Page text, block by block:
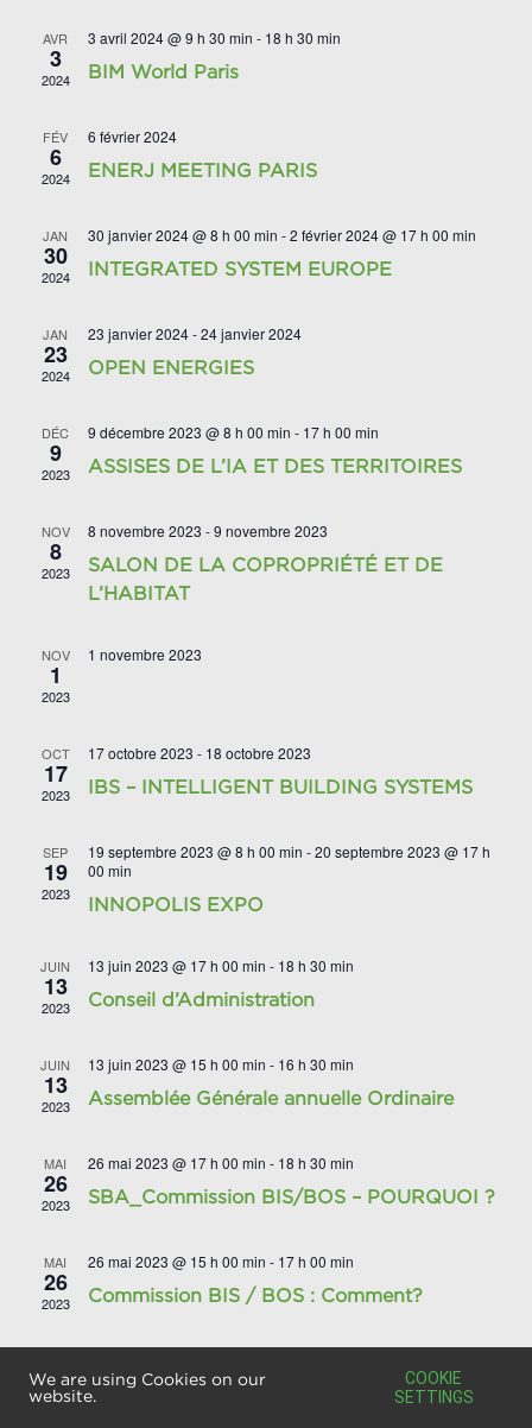
AVR
3
2024
3 avril 2024 @ 9 h 30 min - 18 h 30 min
BIM World Paris
FÉV
6
2024
6 février 2024
ENERJ MEETING PARIS
JAN
30
2024
30 janvier 2024 @ 8 h 00 min -2 février 2024 @ 17 h 00 min
INTEGRATED SYSTEM EUROPE
JAN
23
2024
23 janvier 2024-24 janvier 2024
OPEN ENERGIES
DÉC
9
2023
9 décembre 2023 @ 8 h 00 min - 17 h 00 min
ASSISES DE L’IA ET DES TERRITOIRES
NOV
8
2023
8 novembre 2023 -9 novembre 2023
SALON DE LA COPROPRIÉTÉ ET DE
L’HABITAT
NOV
1
2023
1 novembre 2023
OCT
17
2023
17 octobre 2023 - 18 octobre 2023
IBS – INTELLIGENT BUILDING SYSTEMS
SEP
19
2023
19 septembre 2023 @ 8 h 00 min -20 septembre 2023 @ 17 h
00 min
INNOPOLIS EXPO
JUIN
13
2023
13 juin 2023 @ 17 h 00 min - 18 h 30 min
Conseil d’Administration
JUIN
13
2023
13 juin 2023 @ 15 h 00 min - 16 h 30 min
Assemblée Générale annuelle Ordinaire
MAI
26
2023
26 mai 2023 @ 17 h 00 min - 18 h 30 min
SBA_Commission BIS/BOS – POURQUOI ?
MAI
26
2023
26 mai 2023 @ 15 h 00 min - 17 h 00 min
Commission BIS / BOS : Comment?
10
2023 MIX.E Lyon
We are using Cookies on our
website.
COOKIE
SETTINGS